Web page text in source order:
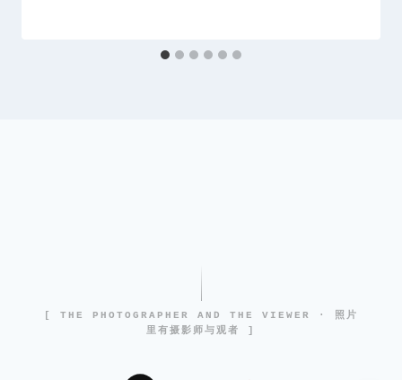
[ THE PHOTOGRAPHER AND THE VIEWER · 照片
里有摄影师与观者 ]